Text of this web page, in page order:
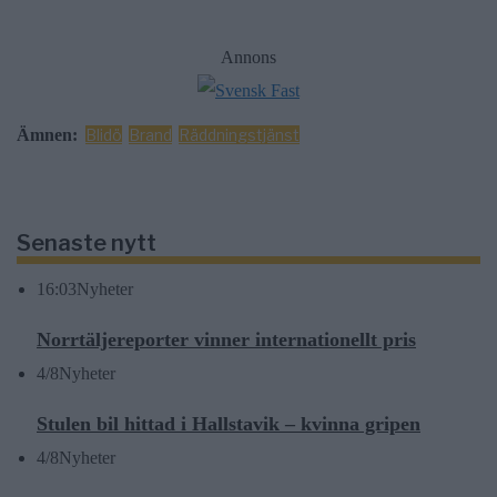
Annons
Ämnen: Blidö Brand Räddningstjänst
Senaste nytt
16:03Nyheter
Norrtäljereporter vinner internationellt pris
4/8Nyheter
Stulen bil hittad i Hallstavik – kvinna gripen
4/8Nyheter